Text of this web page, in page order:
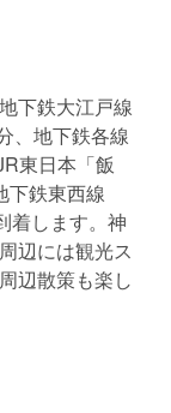
下鉄大江戸線
、地下鉄各線
東日本「飯
下鉄東西線
着します。神
辺には観光ス
辺散策も楽し